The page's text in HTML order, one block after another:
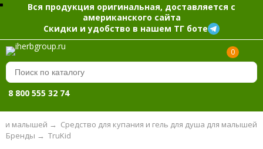
Вся продукция оригинальная, доставляется с
американского сайта
Скидки и удобство в нашем ТГ боте
0
8 800 555 32 74
малышей → Средство для купания и гель для душа для малышей
TruKid
Бренды →